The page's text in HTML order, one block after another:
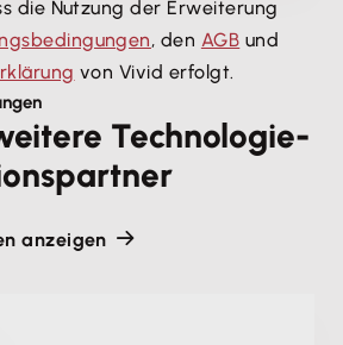
KGaA
die Nutzung der Erweiterung
, den AGB und
von Vivid erfolgt.
Technologie-
anzeigen